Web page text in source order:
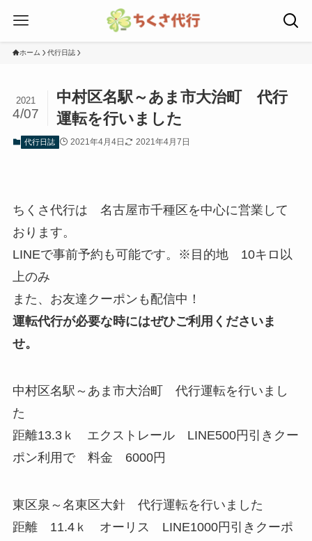
ホーム 代行日誌
中村区名駅～あま市大治町 代行
運転を行いました
2021
4/07
代行日誌 2021年4月4日 2021年4月7日
ちくさ代行は 名古屋市千種区を中心に営業して
おります。
LINEで事前予約も可能です。※目的地 10キロ以
上のみ
また、お友達クーポンも配信中！
運転代行が必要な時にはぜひご利用くださいま
せ。
中村区名駅～あま市大治町 代行運転を行いまし
た
距離13.3ｋ エクストレール LINE500円引きクー
ポン利用で 料金 6000円
東区泉～名東区大針 代行運転を行いました
距離 11.4ｋ オーリス LINE1000円引きクーポ